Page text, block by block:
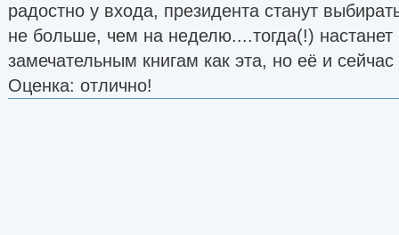
радостно у входа, президента станут
не больше, чем на неделю....тогда(!) настанет
замечательным книгам как эта, но её и
Оценка: отлично!